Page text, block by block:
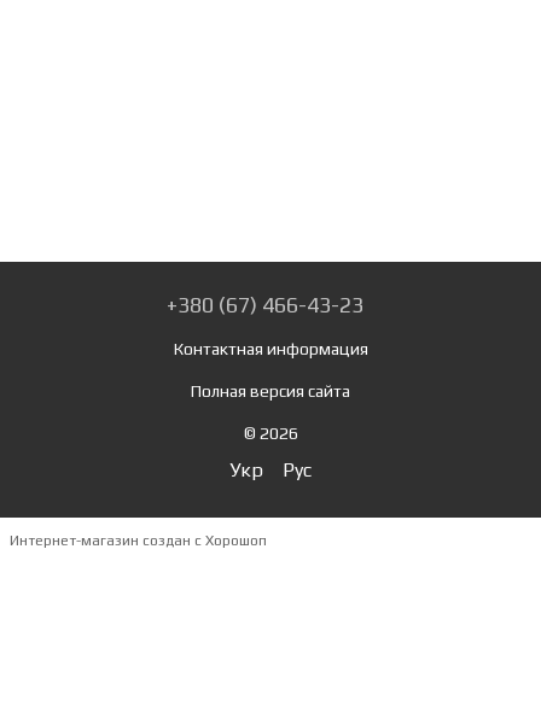
+380 (67) 466-43-23
Контактная информация
Полная версия сайта
© 2026
Укр Рус
Интернет-магазин создан с Хорошоп